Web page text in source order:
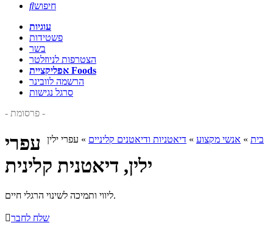
חיפוש
עוגיות
פשטידות
בשר
הצטרפות לניוזלטר
אפליקציית Foods
הרשמה לוובינר
סרגל נגישות
- פרסומת -
בית » אנשי מקצוע » דיאטניות ודיאטנים קליניים » עפרי ילין
עפרי
ילין, דיאטנית קלינית
ליווי ותמיכה לשינוי הרגלי חיים.
שלח לחבר